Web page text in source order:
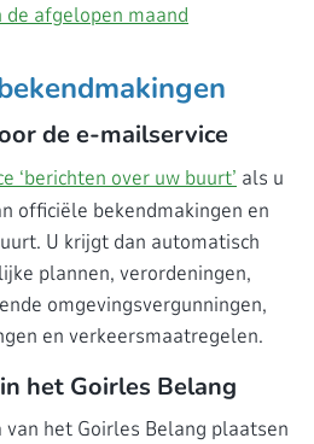
de afgelopen maand
de e-mailservice
‘berichten over uw buurt’ als u
officiële bekendmakingen en
U krijgt dan automatisch
plannen, verordeningen,
omgevingsvergunningen,
en verkeersmaatregelen.
het Goirles Belang
het Goirles Belang plaatsen